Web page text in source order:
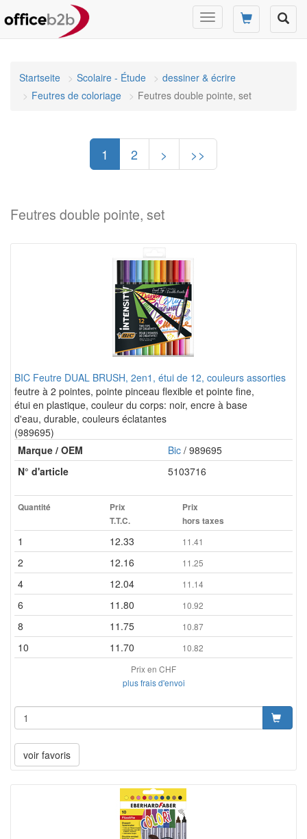
Changer
mode
Startseite
Scolaire - Étude
dessiner & écrire
Feutres de coloriage
Feutres double pointe, set
1 2 > >>
Feutres double pointe, set
BIC Feutre DUAL BRUSH, 2en1, étui de 12, couleurs assorties
feutre à 2 pointes, pointe pinceau flexible et pointe fine,
étui en plastique, couleur du corps: noir, encre à base
d'eau, durable, couleurs éclatantes
(989695)
Marque / OEM
Bic / 989695
N° d'article
5103716
Quantité
Prix
T.T.C.
Prix
hors taxes
1 12.33 11.41
2 12.16 11.25
4 12.04 11.14
6 11.80 10.92
8 11.75 10.87
10 11.70
10.82
Prix en CHF
plus frais d'envoi
voir favoris